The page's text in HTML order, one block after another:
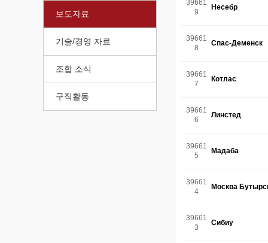
보도자료
기술/경영 자료
조합 소식
구직활동
39661
9
Несебр
39661
8
Спас-Деменск
39661
7
Котлас
39661
6
Линстед
39661
5
Мадаба
39661
4
Москва
39661
3
Сибиу